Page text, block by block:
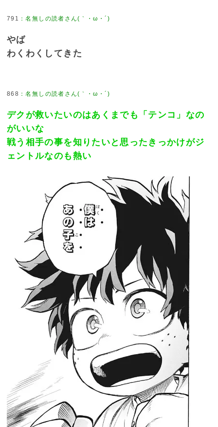
791 ：名無しの読者さん(｀・ω・´)
やば
わくわくしてきた
868 ：名無しの読者さん(｀・ω・´)
デクが救いたいのはあくまでも「テンコ」なの
がいいな
戦う相手の事を知りたいと思ったきっかけがジ
ェントルなのも熱い